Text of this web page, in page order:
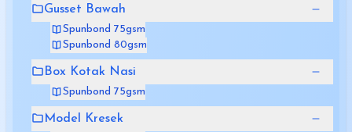
Gusset Bawah
Spunbond 75gsm
Spunbond 80gsm
Box Kotak Nasi
Spunbond 75gsm
Model Kresek